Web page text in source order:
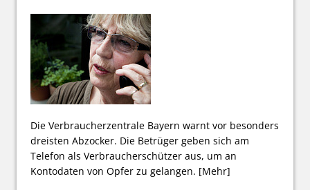
Die Verbraucherzentrale Bayern warnt vor besonders
dreisten Abzocker. Die Betrüger geben sich am
Telefon als Verbraucherschützer aus, um an
Kontodaten von Opfer zu gelangen. [Mehr]